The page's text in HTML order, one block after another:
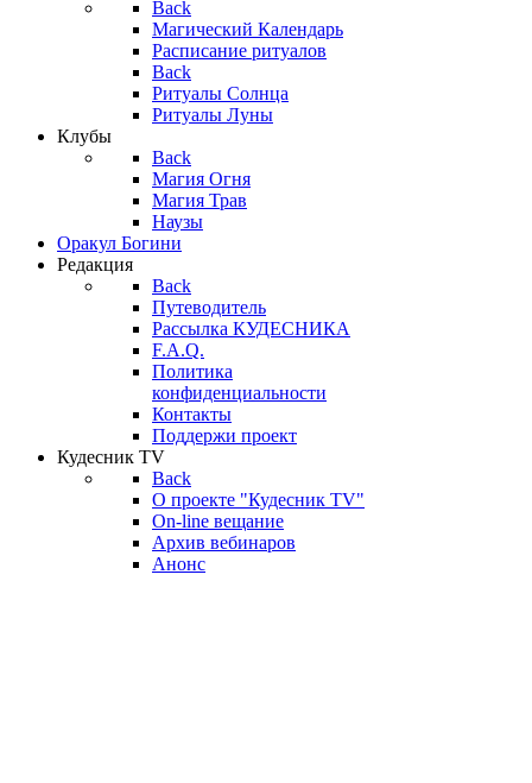
Back
Магический Календарь
Расписание ритуалов
Back
Ритуалы Солнца
Ритуалы Луны
Клубы
Back
Магия Огня
Магия Трав
Наузы
Оракул Богини
Редакция
Back
Путеводитель
Рассылка КУДЕСНИКА
F.A.Q.
Политика
конфиденциальности
Контакты
Поддержи проект
Кудесник TV
Back
О проекте "Кудесник TV"
On-line вещание
Архив вебинаров
Анонс